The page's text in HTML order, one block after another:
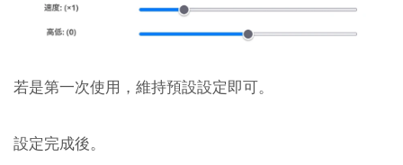
若是第一次使用，維持預設設定即可。
設定完成後。